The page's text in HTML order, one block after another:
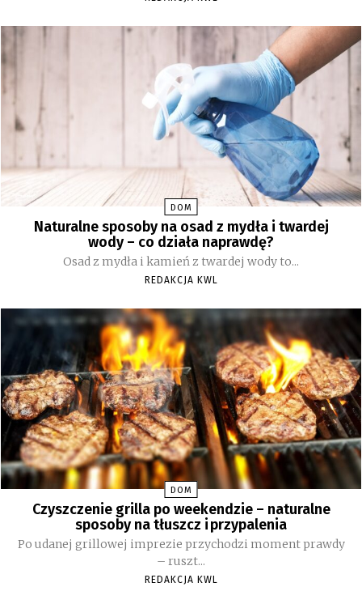
DOM
Naturalne sposoby na osad z mydła i twardej
wody – co działa naprawdę?
Osad z mydła i kamień z twardej wody to...
REDAKCJA KWL
DOM
Czyszczenie grilla po weekendzie – naturalne
sposoby na tłuszcz i przypalenia
Po udanej grillowej imprezie przychodzi moment prawdy
– ruszt...
REDAKCJA KWL